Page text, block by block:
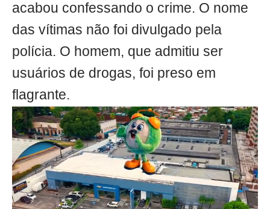
acabou confessando o crime. O nome
das vítimas não foi divulgado pela
polícia. O homem, que admitiu ser
usuários de drogas, foi preso em
flagrante.